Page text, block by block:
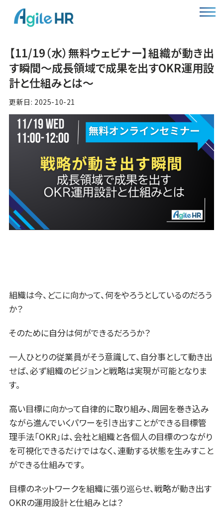
【11/19（水）無料ウェビナー】組織が動き出
す瞬間～成長領域で成果を出すOKR運用設
計と仕組みとは～
更新日: 2025-10-21
組織は今、どこに向かって、何をやろうとしているのだろう
か？
そのために自分は何ができるだろうか？
一人ひとりの従業員がそう意識して、自分事として動き出
せば、必ず組織のビジョンと戦略は実現が可能となりま
す。
高い目標に向かって自律的に取り組み、周囲を巻き込み
ながら進んでいくパワーを引き出すことができる目標管
理手法「OKR」は、会社と組織と各個人の目標のつながり
を可視化できるだけではなく、連動する状態を生みすこと
ができる仕組みです。
目標のネットワークを組織に張り巡らせ、戦略が動き出す
OKRの運用設計と仕組みとは？